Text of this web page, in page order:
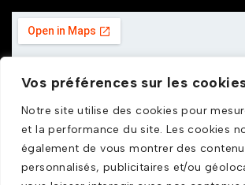
Vos préférences sur les
Notre site utilise des cookies pour
et la performance du site. Les cookies
également de vous montrer des
personnalisés, publicitaires et/ou